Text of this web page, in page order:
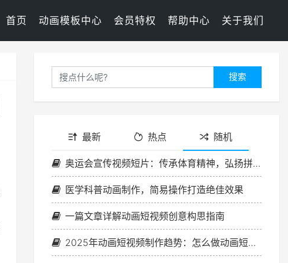
首页 动画模板中心 会员特权 帮助中心 关于我们
搜索
最新 热点 随机
奥运会宣传视频短片：传承体育精神，弘扬拼搏精神！
医学科普动画制作，简易操作打造绝佳效果
一篇文章详解动画短视频创意构思指南
2025年动画短视频制作趋势：怎么做动画短视频不被淘汰